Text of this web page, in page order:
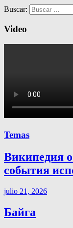
Buscar:
Video
Temas
Википедия
события
julio 21, 2026
Байга